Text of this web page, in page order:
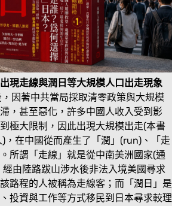
現走線與潤日等大規模人口出走現象
因著中共當局採取清零政策與大規模
，甚至惡化，許多中國人收入受到影
極大限制，因此出現大規模出走(本書
，在中國從而產生了「潤」(run)、「走
所謂「走線」就是從中南美洲國家(通
由陸路跋山涉水後非法入境美國尋求
路程的人被稱為走線客；而「潤日」是
投資與工作等方式移民到日本尋求較理